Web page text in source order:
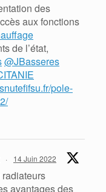
des
aux fonctions
de l’état,
@JBasseres
pole-
· 14 Juin 2022
avantages des